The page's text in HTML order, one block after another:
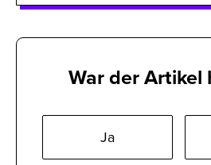
War der Artikel
Ja